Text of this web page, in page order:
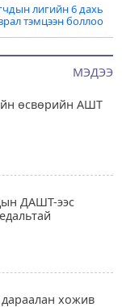
МЭДЭЭ
өсвөрийн АШТ
ДАШТ-ээс
хожив
лигийн 6 дахь
тэмцээн боллоо